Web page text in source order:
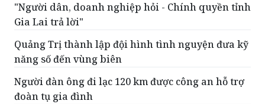
"Người dân, doanh nghiệp hỏi - Chính quyền tỉnh
Gia Lai trả lời"
Quảng Trị thành lập đội hình tình nguyện đưa kỹ
năng số đến vùng biên
Người đàn ông đi lạc 120 km được công an hỗ trợ
đoàn tụ gia đình